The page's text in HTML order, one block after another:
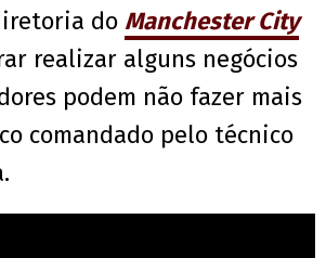
do Manchester City
realizar alguns negócios
podem não fazer mais
comandado pelo técnico